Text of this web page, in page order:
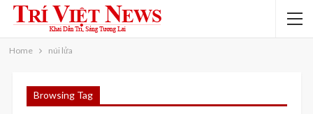
Home núi lửa
Browsing Tag